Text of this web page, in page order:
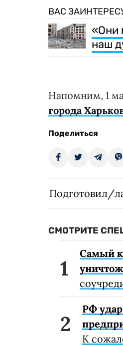
ВАС
«Они
наш
Напомним, 1
города
Поделиться
Подготовил/
СМОТРИТЕ
Самый
РФ
К